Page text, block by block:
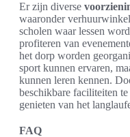
Er zijn diverse
waaronder
scholen waar lessen
profiteren van
het dorp worden
sport kunnen ervaren,
kunnen leren kennen.
beschikbare faciliteiten
genieten van het
FAQ